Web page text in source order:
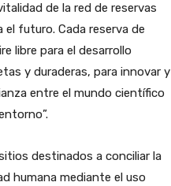
de la red de reservas
futuro. Cada reserva de
libre para el desarrollo
y duraderas, para innovar y
entre el mundo científico
destinados a conciliar la
humana mediante el uso